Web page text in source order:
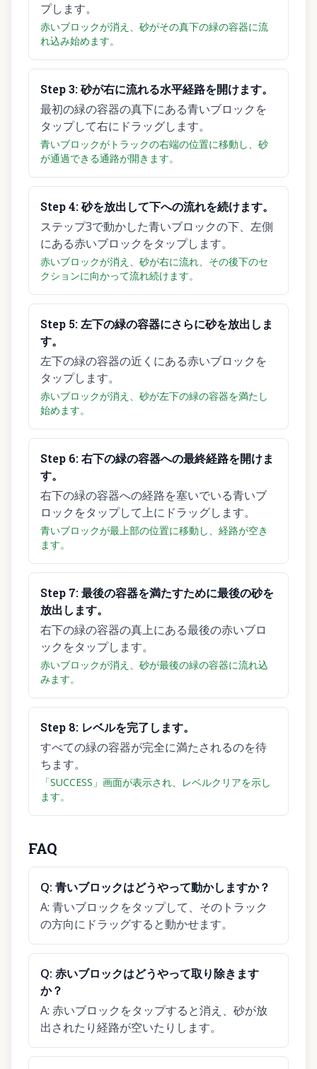
プします。
赤いブロックが消え、砂がその真下の緑の容器に流
れ込み始めます。
Step3:砂が右に流れる水平経路を開けます。
最初の緑の容器の真下にある青いブロックを
タップして右にドラッグします。
青いブロックがトラックの右端の位置に移動し、砂
が通過できる通路が開きます。
Step4:砂を放出して下への流れを続けます。
ステップ3で動かした青いブロックの下、左側
にある赤いブロックをタップします。
赤いブロックが消え、砂が右に流れ、その後下のセ
クションに向かって流れ続けます。
Step 5:左下の緑の容器にさらに砂を放出しま
す。
左下の緑の容器の近くにある赤いブロックを
タップします。
赤いブロックが消え、砂が左下の緑の容器を満たし
始めます。
Step 6:右下の緑の容器への最終経路を開けま
す。
右下の緑の容器への経路を塞いでいる青いブ
ロックをタップして上にドラッグします。
青いブロックが最上部の位置に移動し、経路が空き
ます。
Step 7:最後の容器を満たすために最後の砂を
放出します。
右下の緑の容器の真上にある最後の赤いブロ
ックをタップします。
赤いブロックが消え、砂が最後の緑の容器に流れ込
みます。
Step 8: レベルを完了します。
すべての緑の容器が完全に満たされるのを待
ちます。
「SUCCESS」画面が表示され、レベルクリアを示し
ます。
FAQ
Q: 青いブロックはどうやって動かしますか？
A: 青いブロックをタップして、そのトラック
の方向にドラッグすると動かせます。
Q: 赤いブロックはどうやって取り除きます
か？
A: 赤いブロックをタップすると消え、砂が放
出されたり経路が空いたりします。